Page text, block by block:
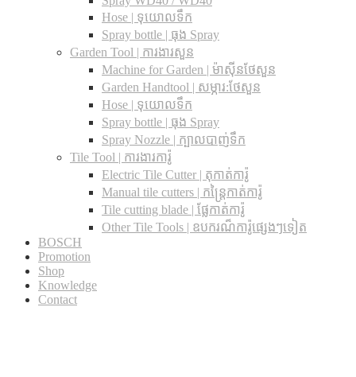
Hose | ទុយោលទឹក
Spray bottle | ធុង Spray
Garden Tool | ការងារសួន
Machine for Garden | ម៉ាស៊ីនថែសួន
Garden Handtool | សម្ភារ:ថែសួន
Hose | ទុយោលទឹក
Spray bottle | ធុង Spray
Spray Nozzle | ក្បាលបាញ់ទឹក
Tile Tool | ការងារការ៉ូ
Electric Tile Cutter | តុកាត់ការ៉ូ
Manual tile cutters | កន្ត្រៃកាត់ការ៉ូ
Tile cutting blade | ផ្លែកាត់ការ៉ូ
Other Tile Tools | ឧបករណ៏ការ៉ូផ្សេងៗទៀត
BOSCH
Promotion
Shop
Knowledge
Contact